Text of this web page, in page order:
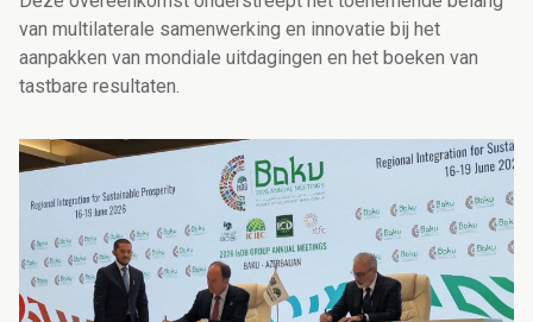
van multilaterale samenwerking en innovatie bij het
aanpakken van mondiale uitdagingen en het boeken van
tastbare resultaten.